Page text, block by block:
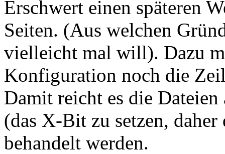
Erschwert einen späteren
Seiten. (Aus welchen
vielleicht mal will). Dazu
Konfiguration noch die
Damit reicht es die
(das X-Bit zu setzen,
behandelt werden.